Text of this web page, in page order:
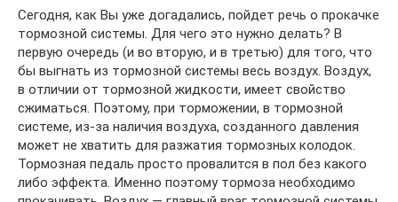
Сегодня, как Вы уже догадались, пойдет речь о прокачке
тормозной системы. Для чего это нужно делать? В
первую очередь (и во вторую, и в третью) для того, что
бы выгнать из тормозной системы весь воздух. Воздух,
в отличии от тормозной жидкости, имеет свойство
сжиматься. Поэтому, при торможении, в тормозной
системе, из-за наличия воздуха, созданного давления
может не хватить для разжатия тормозных колодок.
Тормозная педаль просто провалится в пол без какого
либо эффекта. Именно поэтому тормоза необходимо